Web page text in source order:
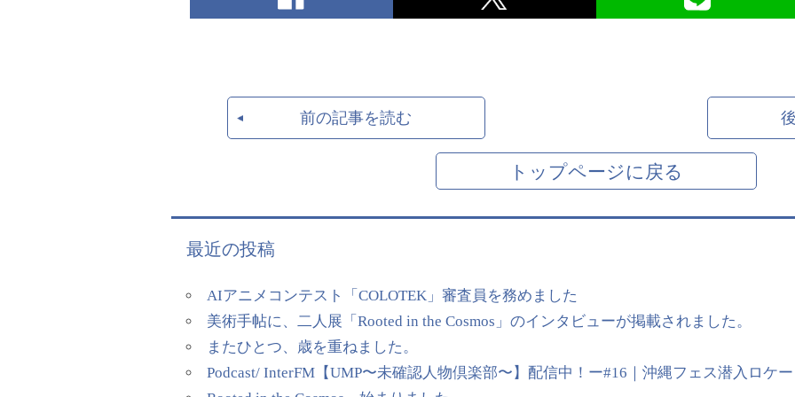
前の記事を読む
トップページに戻る
最近の投稿
AIアニメコンテスト「COLOTEK」審査員を務めました
美術手帖に、二人展「Rooted in the Cosmos」のインタビューが掲載されました。
またひとつ、歳を重ねました。
Podcast/ InterFM【UMP〜未確認人物倶楽部〜】配信中！ー#16｜沖縄フェス潜入ロケー